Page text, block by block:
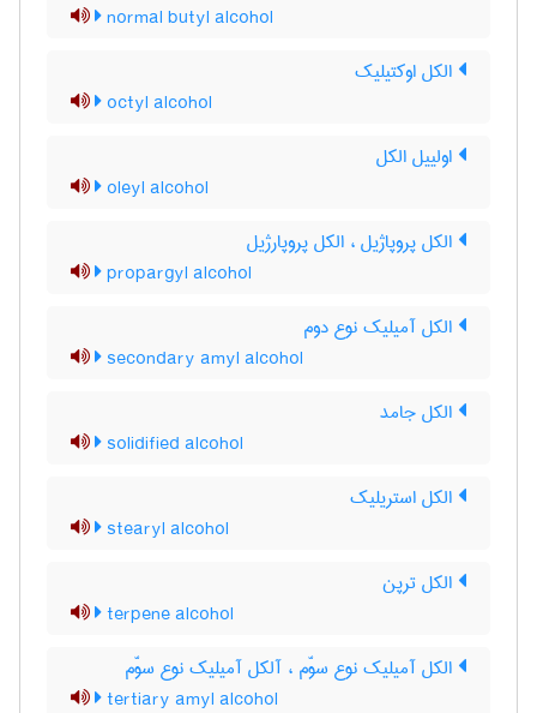
normal butyl alcohol
الکل اوکتیلیک
octyl alcohol
اولییل الکل
oleyl alcohol
الکل پروپاژیل ، الکل پروپارژیل
propargyl alcohol
الکل آمیلیک نوع دوم
secondary amyl alcohol
الکل جامد
solidified alcohol
الکل استریلیک
stearyl alcohol
الکل ترپن
terpene alcohol
الکل آمیلیک نوع سوّم ، آلکل آمیلیک نوع سوّم
tertiary amyl alcohol